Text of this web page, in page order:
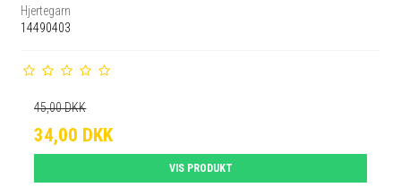
Hjertegarn
14490403
45,00 DKK
34,00 DKK
VIS PRODUKT